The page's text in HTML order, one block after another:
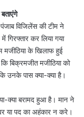
विजिलेंस की टीम ने
गिरफ्तार कर लिया गया
के खिलाफ हुई
बिक्रमजीत मजीठिया को
उनके पास क्या-क्या है।
क्या बरामद हुआ है। मान ने
या पद का अहंकार न करे।